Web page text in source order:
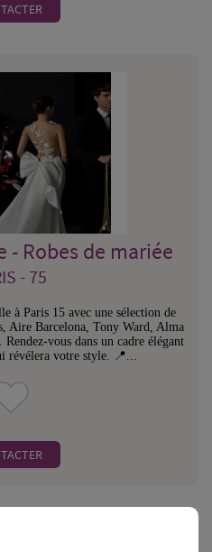
- Robes de mariée
- 75
à Paris 15 avec une sélection de
Aire Barcelona, Tony Ward, Alma
vous dans un cadre élégant
révélera votre style. 📍...